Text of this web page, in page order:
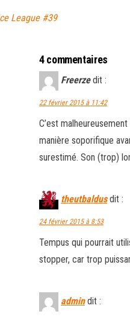
League #39
4 commentaires
Freerze dit :
22 février 2015 à 11:42
C’est
manière soporifique
surestimé. Son (trop)
theutbaldus dit :
24 février 2015 à 8:53
Tempus qui pourrait
stopper, car trop
admin dit :